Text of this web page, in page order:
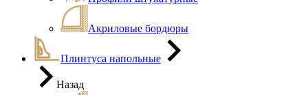
Акриловые бордюры
Плинтуса напольные
Назад